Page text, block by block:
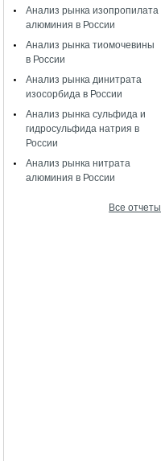
Анализ рынка изопропилата
алюминия в России
Анализ рынка тиомочевины
в России
Анализ рынка динитрата
изосорбида в России
Анализ рынка сульфида и
гидросульфида натрия в
России
Анализ рынка нитрата
алюминия в России
Все отчеты